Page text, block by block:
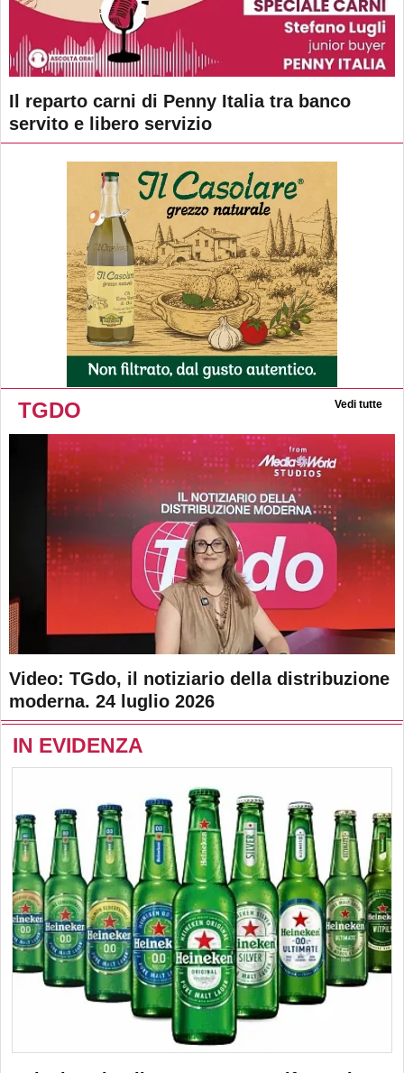
Il reparto carni di Penny Italia tra banco
servito e libero servizio
TGDO Vedi tutte
Video: TGdo, il notiziario della distribuzione
moderna. 24 luglio 2026
IN EVIDENZA